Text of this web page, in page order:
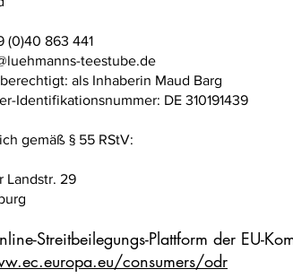
(0)40 863 441
teestube.de
als Inhaberin Maud Barg
Identifikationsnummer: DE 310191439
gemäß § 55 RStV:
Landstr. 29
Streitbeilegungs-Plattform der EU-
consumers/odr